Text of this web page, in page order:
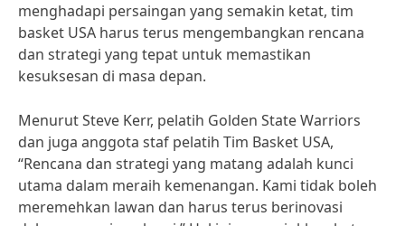
menghadapi persaingan yang semakin ketat, tim
basket USA harus terus mengembangkan rencana
dan strategi yang tepat untuk memastikan
kesuksesan di masa depan.
Menurut Steve Kerr, pelatih Golden State Warriors
dan juga anggota staf pelatih Tim Basket USA,
“Rencana dan strategi yang matang adalah kunci
utama dalam meraih kemenangan. Kami tidak boleh
meremehkan lawan dan harus terus berinovasi